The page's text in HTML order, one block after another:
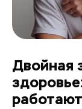
Двойная